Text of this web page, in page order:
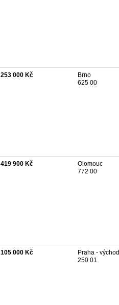
253 000 Kč
Brno
625 00
419 900 Kč
Olomouc
772 00
105 000 Kč
Praha - východ
250 01